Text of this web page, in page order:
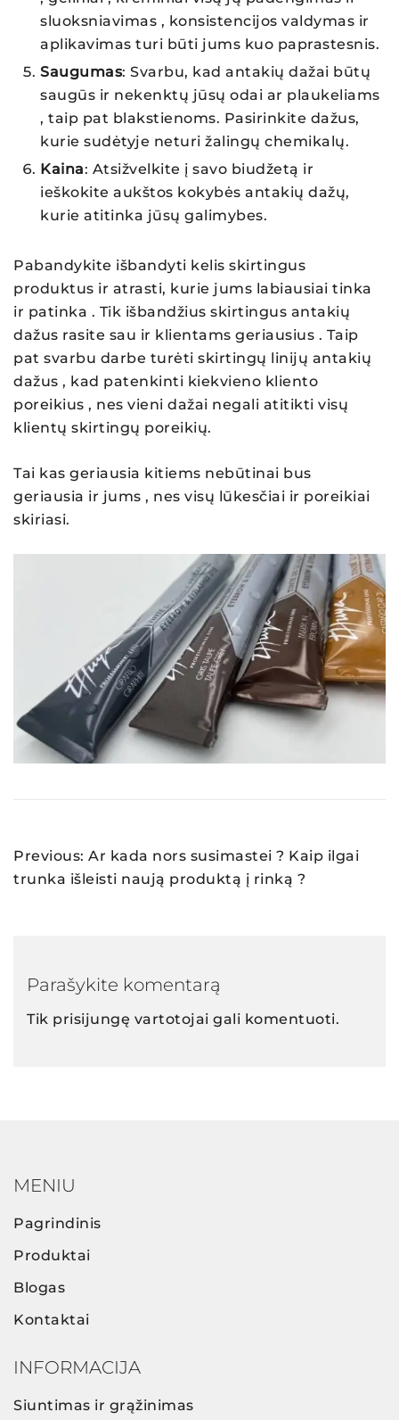
sluoksniavimas , konsistencijos valdymas ir
aplikavimas turi būti jums kuo paprastesnis.
Saugumas: Svarbu, kad antakių dažai būtų
saugūs ir nekenktų jūsų odai ar plaukeliams
, taip pat blakstienoms. Pasirinkite dažus,
kurie sudėtyje neturi žalingų chemikalų.
Kaina: Atsižvelkite į savo biudžetą ir
ieškokite aukštos kokybės antakių dažų,
kurie atitinka jūsų galimybes.
Pabandykite išbandyti kelis skirtingus
produktus ir atrasti, kurie jums labiausiai tinka
ir patinka . Tik išbandžius skirtingus antakių
dažus rasite sau ir klientams geriausius . Taip
pat svarbu darbe turėti skirtingų linijų antakių
dažus , kad patenkinti kiekvieno kliento
poreikius , nes vieni dažai negali atitikti visų
klientų skirtingų poreikių.
Tai kas geriausia kitiems nebūtinai bus
geriausia ir jums , nes visų lūkesčiai ir poreikiai
skiriasi.
Navigacija
tarp
Previous: Ar kada nors susimastei ? Kaip ilgai
trunka išleisti naują produktą į rinką ?
Parašykite komentarą
Tik prisijungę vartotojai gali komentuoti.
MENIU
Pagrindinis
Produktai
Blogas
Kontaktai
INFORMACIJA
Siuntimas ir grąžinimas